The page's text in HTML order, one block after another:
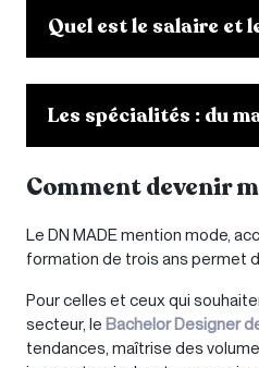
Quel est le salaire et
Les spécialités : du
Comment devenir
Le DN MADE mention mode,
formation de trois ans permet
Pour celles et ceux qui
secteur, le Bachelor Designer
tendances, maîtrise des